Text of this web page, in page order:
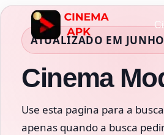
Pular
Conteúdo
ATUALIZADO EM
Cinema
Use esta pagina para a
apenas quando a busca